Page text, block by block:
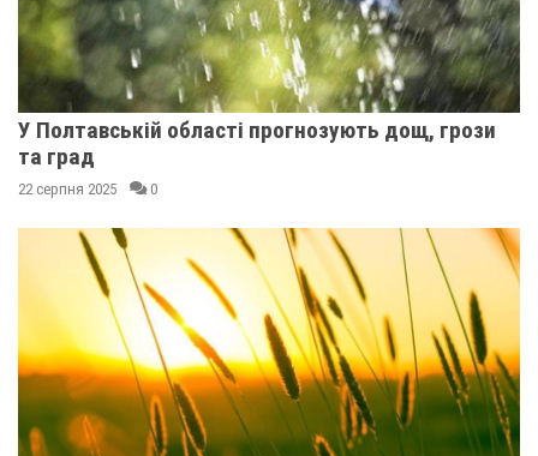
У Полтавській області прогнозують дощ, грози
та град
22 серпня 2025 0